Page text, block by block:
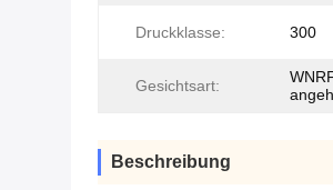
Druckklasse: 300
Gesichtsart:
Beschreibung